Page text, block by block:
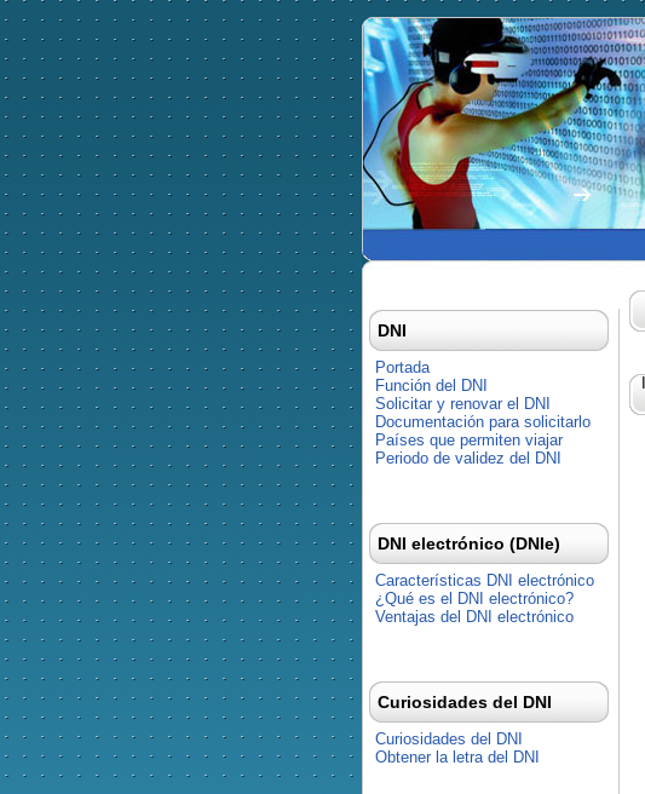
DNI
Portada
Función del DNI
Solicitar y renovar el DNI
Documentación para solicitarlo
Países que permiten viajar
Periodo de validez del DNI
DNI electrónico (DNIe)
Características DNI electrónico
¿Qué es el DNI electrónico?
Ventajas del DNI electrónico
Curiosidades del DNI
Curiosidades del DNI
Obtener la letra del DNI